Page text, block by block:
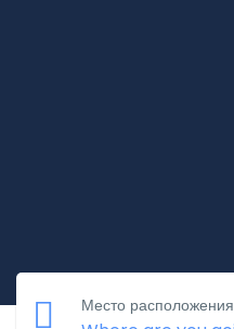
Место расположения